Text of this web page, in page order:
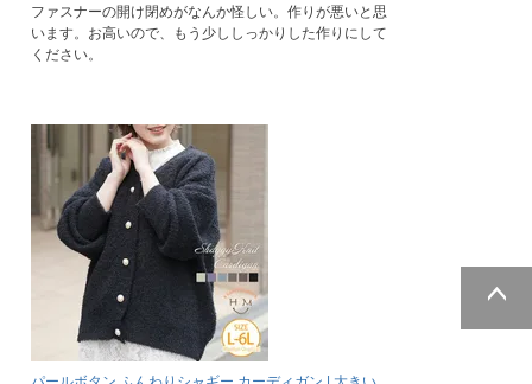
ファスナーの開け閉めがなんか怪しい。作りが悪いと思
います。お高いので、もう少ししっかりした作りにして
ください。